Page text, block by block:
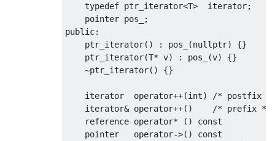
typedef ptr_iterator<T> iterator;
    pointer pos_
;
public:
    ptr_iterator
() : pos_ (nullptr)
{}
    ptr_iterator
(T* v) : pos_ (v)
{}
~ptr_iterator() {}
iterator operator++(int)
/* postfix
iterator& operator++()
/* prefix */
    reference
operator* ()
const
    pointer
operator->()
const